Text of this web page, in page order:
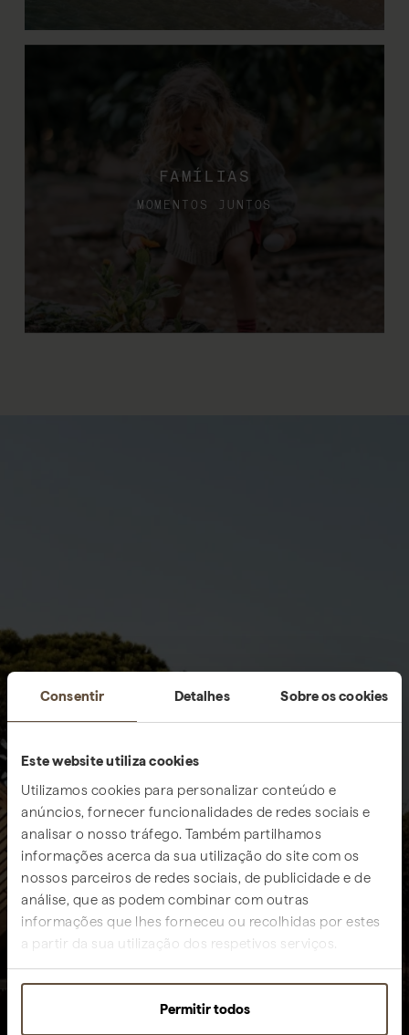
Consentir Detalhes Sobre os cookies
Este website utiliza cookies
Utilizamos cookies para personalizar conteúdo e
anúncios, fornecer funcionalidades de redes sociais e
analisar o nosso tráfego. Também partilhamos
informações acerca da sua utilização do site com os
nossos parceiros de redes sociais, de publicidade e de
análise, que as podem combinar com outras
informações que lhes forneceu ou recolhidas por estes
a partir da sua utilização dos respetivos serviços.
Permitir todos
FAMÍLIAS
MOMENTOS JUNTOS